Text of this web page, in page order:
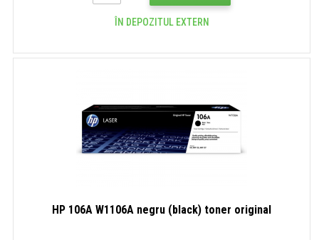
ÎN DEPOZITUL EXTERN
HP 106A W1106A negru (black) toner original